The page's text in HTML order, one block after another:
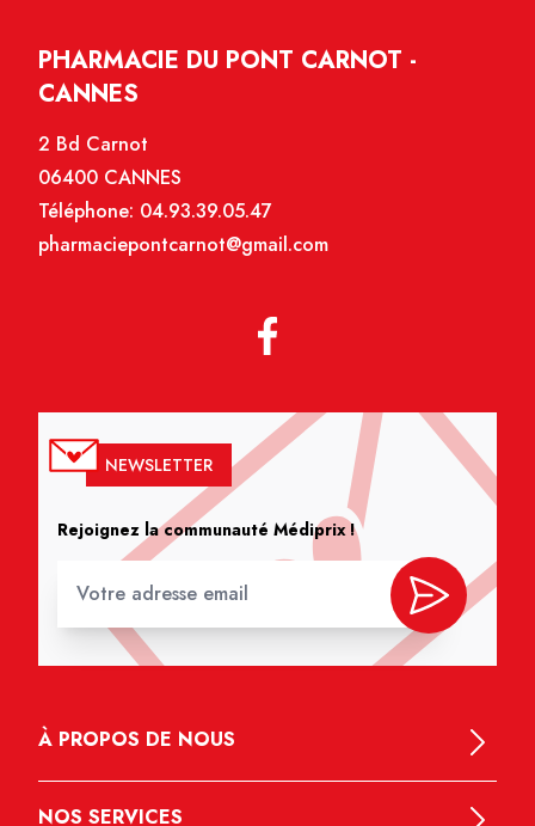
PHARMACIE DU PONT CARNOT -
CANNES
2 Bd Carnot
06400 CANNES
Téléphone: 04.93.39.05.47
pharmaciepontcarnot@gmail.com
NEWSLETTER
Rejoignez la communauté Médiprix !
À PROPOS DE NOUS
NOS SERVICES